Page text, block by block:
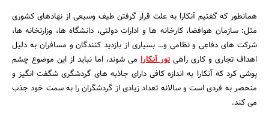
همانطور که گفتیم آنکارا به علت قرار گرفتن طیف وسیعی از نهادهای کشوری
مثل: سازمان هوافضا، کارخانه ها و ادارات دولتی، دانشگاه ها، وزارتخانه ها،
شرکت های دفاعی و نظامی و… بسیاری از بازدید کنندگان و مسافران به دلیل
اهداف تجاری و کاری راهی تور آنکارا می شوند، اما نباید از این موضوع چشم
پوشی کرد که آنکارا به اندازه کافی دارای جاذبه های گردشگری شگفت انگیز و
منحصر به فردی است و سالانه تعداد زیادی از گردشگران را به سمت خود جذب
می کند.